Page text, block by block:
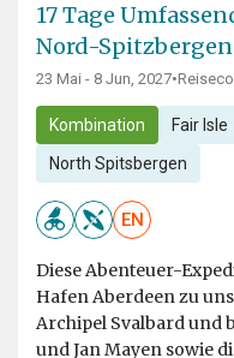
17 Tage
Nord-Spitzbergen
23 Mai - 8 Jun, 2027•
Kombination Fair Isle
North Spitsbergen
EN
Diese Abenteuer-
Hafen Aberdeen zu
Archipel Svalbard und
und Jan Mayen sowie